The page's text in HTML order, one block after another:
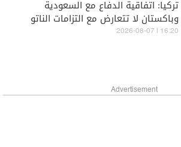
تركيا: اتفاقية الدفاع مع السعودية
وباكستان لا تتعارض مع التزامات الناتو
16:20 | 2026-08-07
Advertisement